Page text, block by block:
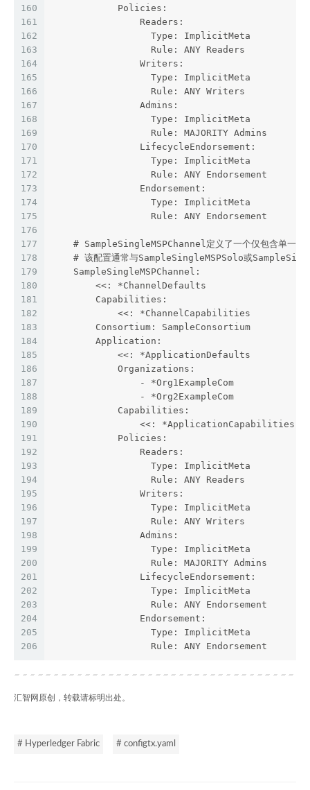
160
161
162
163
164
165
166
167
168
169
170
171
172
173
174
175
176
177
178
179
180
181
182
183
184
185
186
187
188
189
190
191
192
193
194
195
196
197
198
199
200
201
202
203
204
205
206
            Policies:
                Readers:
                  Type: ImplicitMeta
                  Rule: ANY Readers
                Writers:
                  Type: ImplicitMeta
                  Rule: ANY Writers
                Admins:
                  Type: ImplicitMeta
                  Rule: MAJORITY Admins
                LifecycleEndorsement:
                  Type: ImplicitMeta
                  Rule: ANY Endorsement
                Endorsement:
                  Type: ImplicitMeta
                  Rule: ANY Endorsement
# SampleSingleMSPChannel定义了一个仅包含单一成
# 该配置通常与SampleSingleMSPSolo或
    SampleSingleMSPChannel:
        <<: *ChannelDefaults
        Capabilities:
            <<: *ChannelCapabilities
        Consortium: SampleConsortium
        Application:
            <<: *ApplicationDefaults
            Organizations:
                - *Org1ExampleCom
                - *Org2ExampleCom
            Capabilities:
                <<: *ApplicationCapabilities
            Policies:
                Readers:
                  Type: ImplicitMeta
                  Rule: ANY Readers
                Writers:
                  Type: ImplicitMeta
                  Rule: ANY Writers
                Admins:
                  Type: ImplicitMeta
                  Rule: MAJORITY Admins
                LifecycleEndorsement:
                  Type: ImplicitMeta
                  Rule: ANY Endorsement
                Endorsement:
                  Type: ImplicitMeta
                  Rule: ANY Endorsement
汇智网原创，转载请标明出处。
# Hyperledger Fabric # configtx.yaml